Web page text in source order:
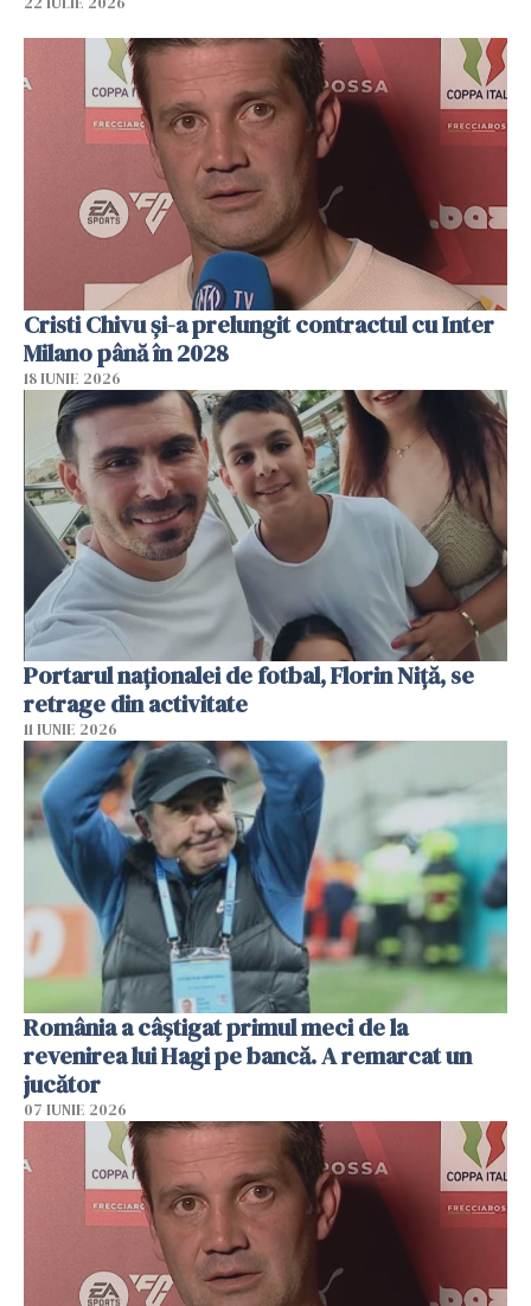
Cristi Chivu şi-a prelungit contractul cu Inter
Milano până în 2028
18 IUNIE 2026
Portarul naționalei de fotbal, Florin Niță, se
retrage din activitate
11 IUNIE 2026
România a câștigat primul meci de la
revenirea lui Hagi pe bancă. A remarcat un
jucător
07 IUNIE 2026